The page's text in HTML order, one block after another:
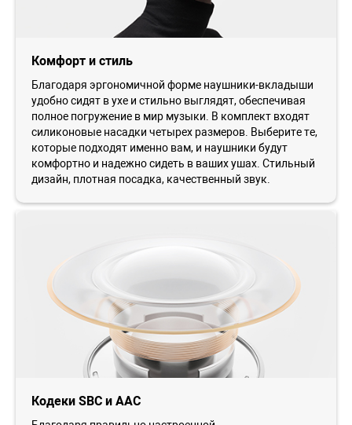
Комфорт и стиль
Благодаря эргономичной форме наушники-вкладыши
удобно сидят в ухе и стильно выглядят, обеспечивая
полное погружение в мир музыки. В комплект входят
силиконовые насадки четырех размеров. Выберите те,
которые подходят именно вам, и наушники будут
комфортно и надежно сидеть в ваших ушах. Стильный
дизайн, плотная посадка, качественный звук.
Кодеки SBC и AAC